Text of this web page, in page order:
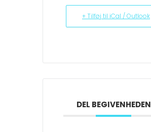
+ Tilføj til iCal / Outlook
DEL BEGIVENHEDEN